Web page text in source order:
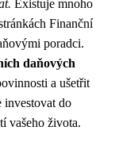
Existuje mnoho
Finanční
poradci.
daňových
a ušetřit
investovat do
vašeho života.